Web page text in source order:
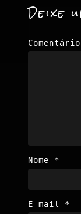
Deixe
Comentário
Nome *
E-mail *